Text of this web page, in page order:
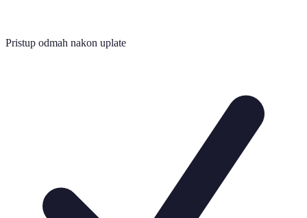
Pristup odmah nakon uplate